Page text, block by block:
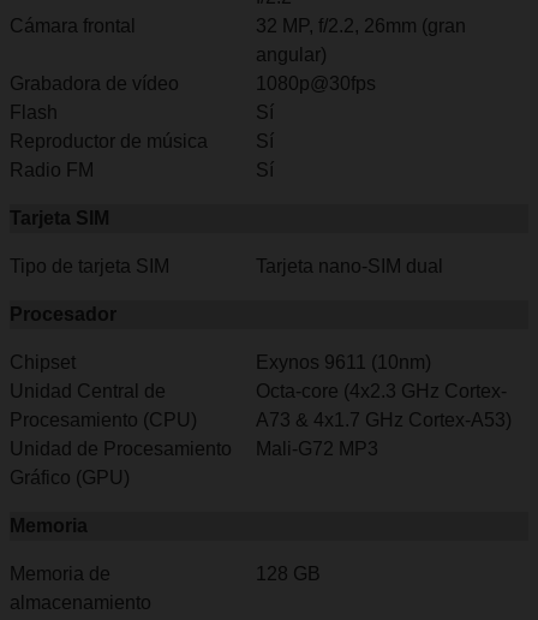
Cámara frontal
32 MP, f/2.2, 26mm (gran
angular)
Grabadora de vídeo
1080p@30fps
Flash
Sí
Reproductor de música
Sí
Radio FM
Sí
Tarjeta SIM
Tipo de tarjeta SIM Tarjeta nano-SIM dual
Procesador
Chipset
Exynos 9611 (10nm)
Unidad Central de
Procesamiento (CPU)
Octa-core (4x2.3 GHz Cortex-
A73 & 4x1.7 GHz Cortex-A53)
Unidad de Procesamiento
Gráfico (GPU)
Mali-G72 MP3
Memoria
Memoria de
almacenamiento
128 GB